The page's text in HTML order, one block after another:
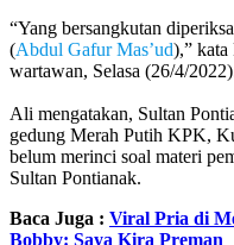
“Yang bersangkutan
(Abdul Gafur Mas’ud),”
wartawan, Selasa (26/4/
Ali mengatakan, Sultan
gedung Merah Putih KPK,
belum merinci soal materi
Sultan Pontianak.
Baca Juga : Viral Pria di
Bobby: Saya Kira Preman